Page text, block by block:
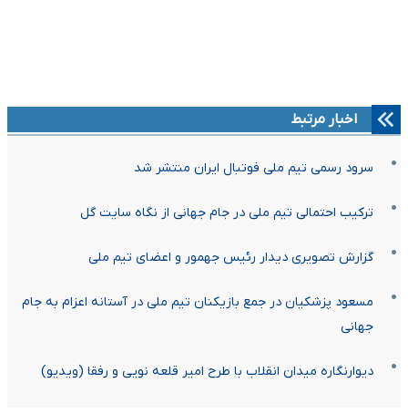
اخبار مرتبط
سرود رسمی تیم ملی فوتبال ایران منتشر شد
ترکیب احتمالی تیم ملی در جام جهانی از نگاه سایت گل
گزارش تصویری دیدار رئیس جهمور و اعضای تیم ملی
مسعود پزشکیان در جمع بازیکنان تیم ملی در آستانه اعزام به جام
جهانی
دیوارنگاره میدان انقلاب با طرح امیر قلعه نویی و رفقا (ویدیو)